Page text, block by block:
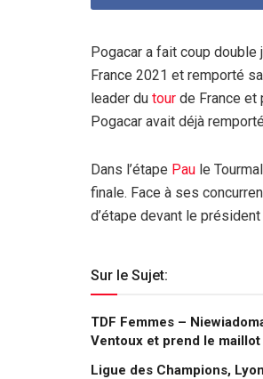
Pogacar a fait coup
France 2021 et remporté
leader du tour de France et
Pogacar avait déjà
Dans l’étape Pau le
finale. Face à ses
d’étape devant le
Sur le Sujet:
TDF Femmes –
Ventoux et prend le maillot
Ligue des Champions,